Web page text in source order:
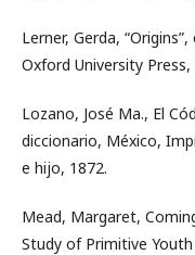
Lerner, Gerda,
Oxford University Press,
Lozano, José Ma., El
diccionario, México,
e hijo, 1872.
Mead, Margaret,
Study of Primitive